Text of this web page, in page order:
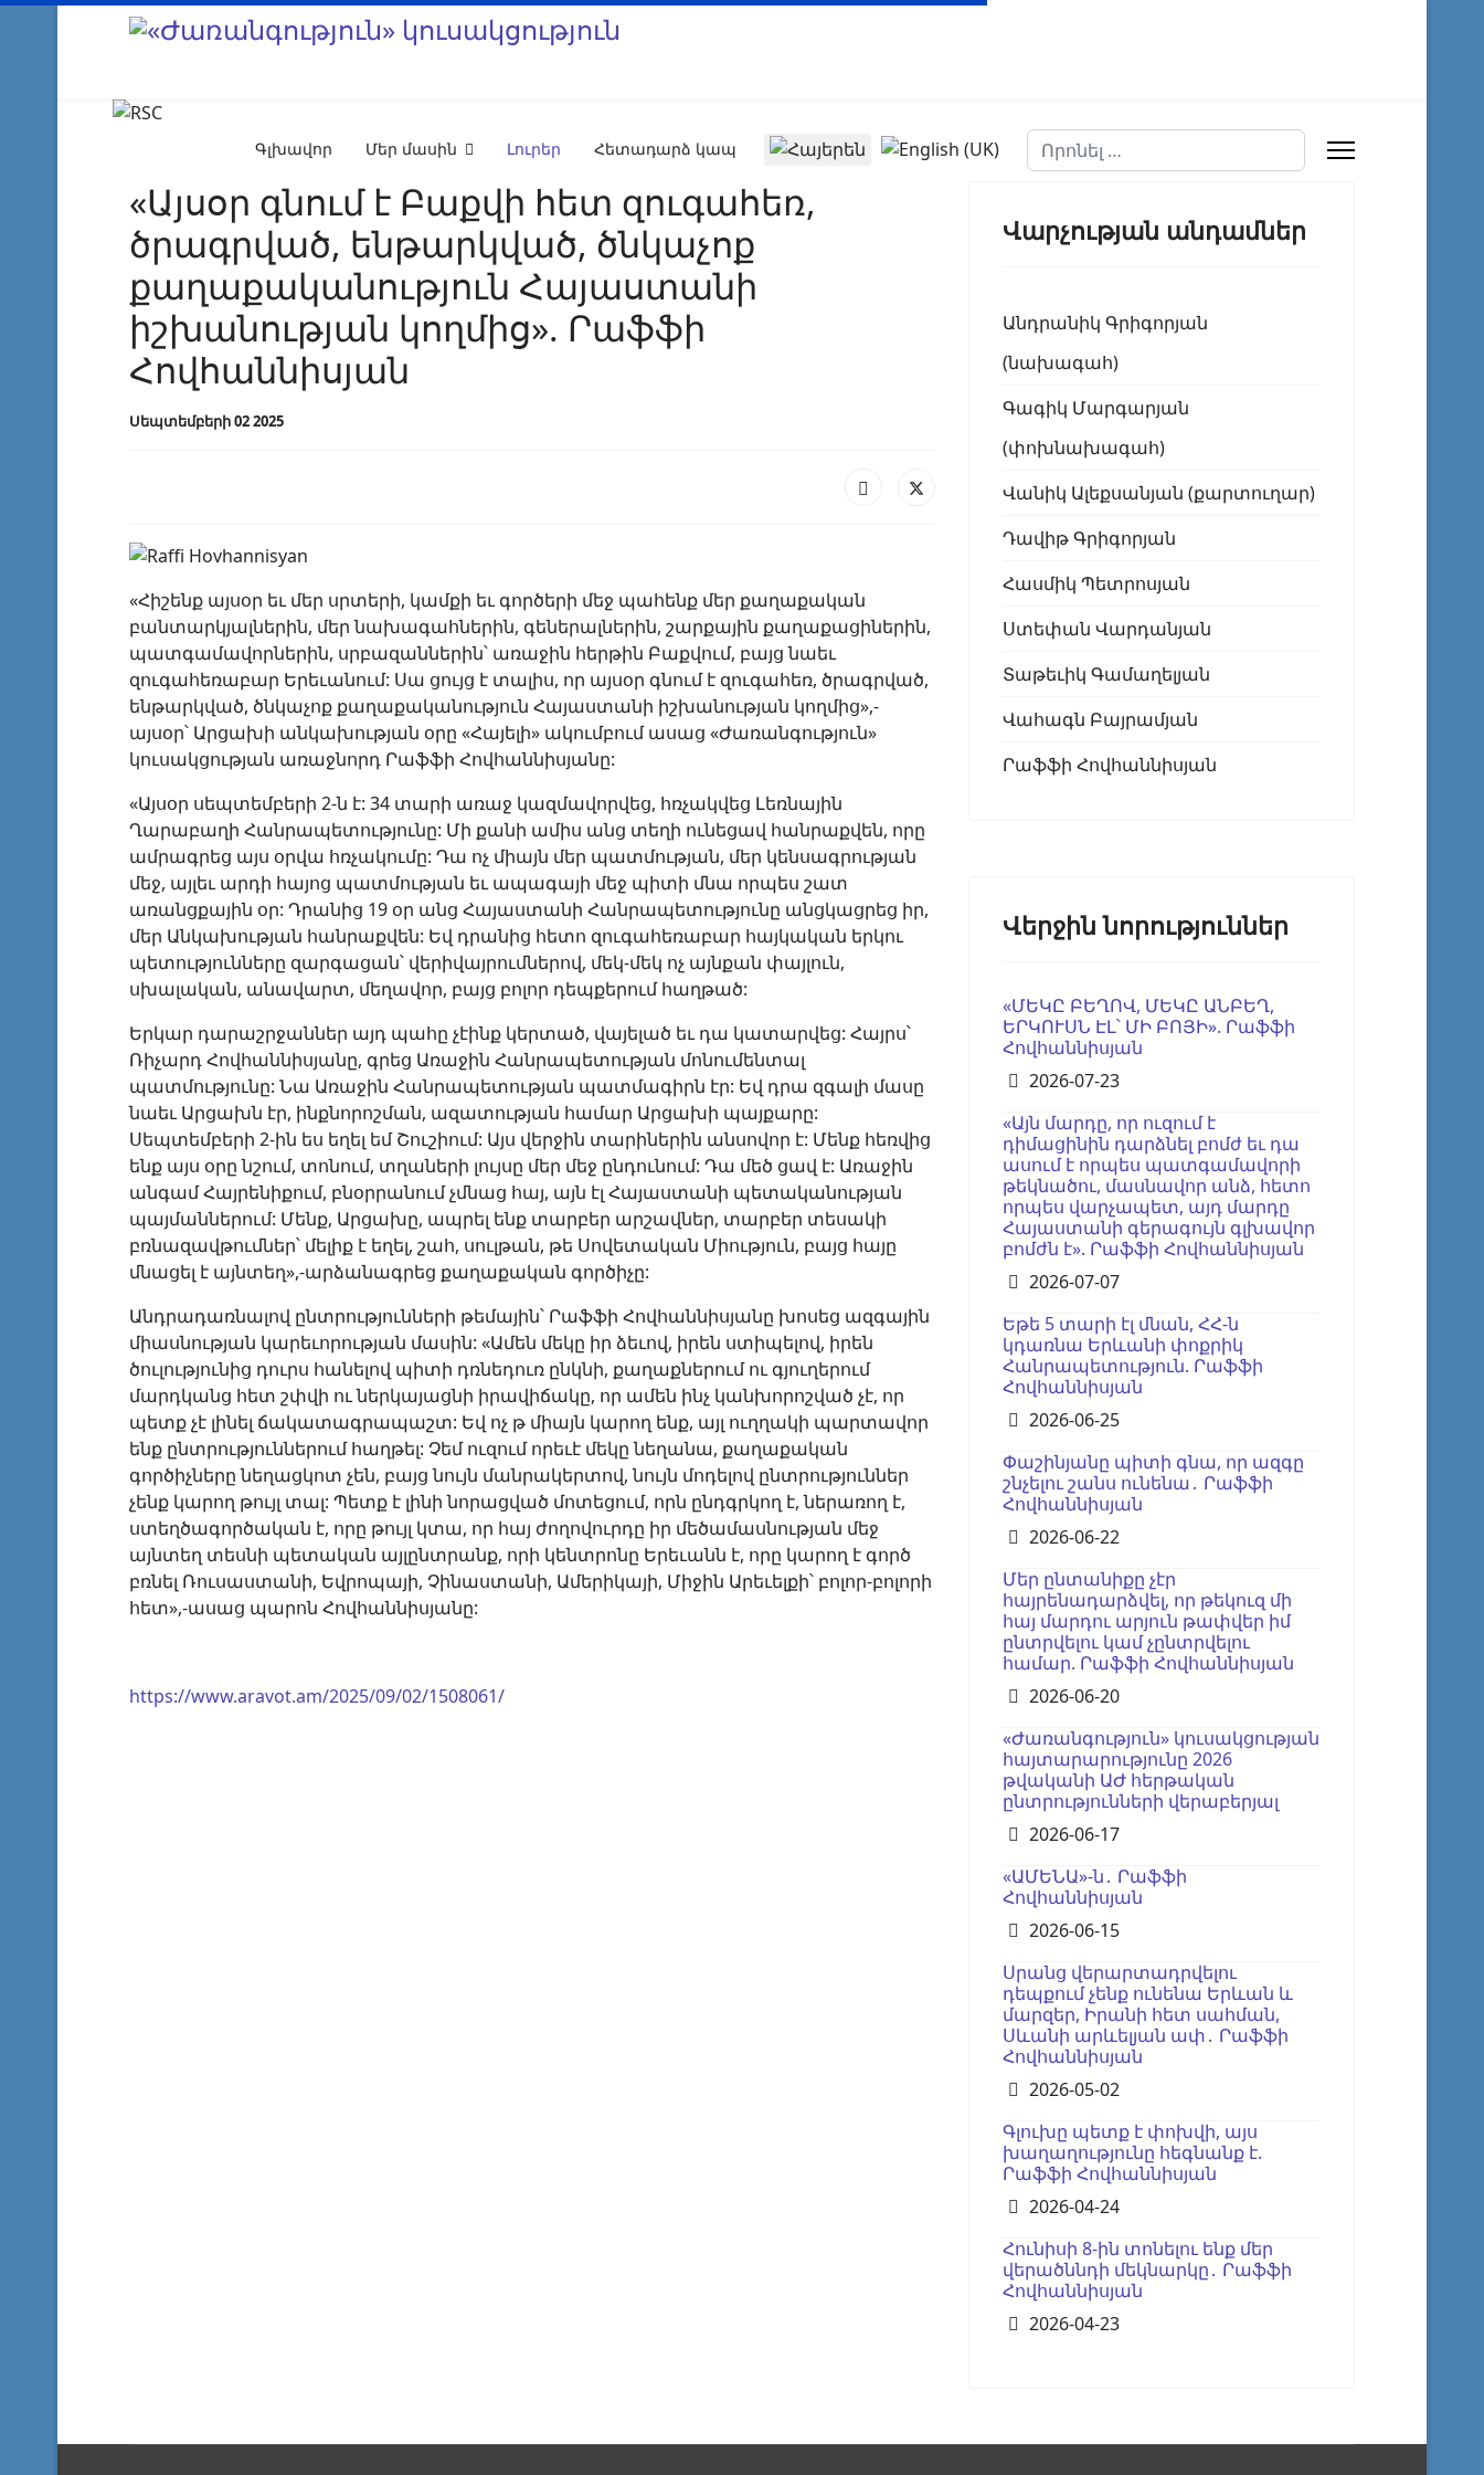
Գլխավոր Մեր մասին Լուրեր Հետադարձ կապ Select your language Որոնել
«Այսօր գնում է Բաքվի հետ զուգահեռ,
ծրագրված, ենթարկված, ծնկաչոք
քաղաքականություն Հայաստանի
իշխանության կողմից». Րաֆֆի
Հովհաննիսյան
Սեպտեմբերի 02 2025
«Հիշենք այսօր եւ մեր սրտերի, կամքի եւ գործերի մեջ պահենք մեր քաղաքական
բանտարկյալներին, մեր նախագահներին, գեներալներին, շարքային քաղաքացիներին,
պատգամավորներին, սրբազաններին՝ առաջին հերթին Բաքվում, բայց նաեւ
զուգահեռաբար Երեւանում: Սա ցույց է տալիս, որ այսօր գնում է զուգահեռ, ծրագրված,
ենթարկված, ծնկաչոք քաղաքականություն Հայաստանի իշխանության կողմից»,-
այսօր՝ Արցախի անկախության օրը «Հայելի» ակումբում ասաց «Ժառանգություն»
կուսակցության առաջնորդ Րաֆֆի Հովհաննիսյանը:
«Այսօր սեպտեմբերի 2-ն է: 34 տարի առաջ կազմավորվեց, հռչակվեց Լեռնային
Ղարաբաղի Հանրապետությունը: Մի քանի ամիս անց տեղի ունեցավ հանրաքվեն, որը
ամրագրեց այս օրվա հռչակումը: Դա ոչ միայն մեր պատմության, մեր կենսագրության
մեջ, այլեւ արդի հայոց պատմության եւ ապագայի մեջ պիտի մնա որպես շատ
առանցքային օր: Դրանից 19 օր անց Հայաստանի Հանրապետությունը անցկացրեց իր,
մեր Անկախության հանրաքվեն: Եվ դրանից հետո զուգահեռաբար հայկական երկու
պետությունները զարգացան՝ վերիվայրումներով, մեկ-մեկ ոչ այնքան փայլուն,
սխալական, անավարտ, մեղավոր, բայց բոլոր դեպքերում հաղթած:
Երկար դարաշրջաններ այդ պահը չէինք կերտած, վայելած եւ դա կատարվեց: Հայրս՝
Ռիչարդ Հովհաննիսյանը, գրեց Առաջին Հանրապետության մոնումենտալ
պատմությունը: Նա Առաջին Հանրապետության պատմագիրն էր: Եվ դրա զգալի մասը
նաեւ Արցախն էր, ինքնորոշման, ազատության համար Արցախի պայքարը:
Սեպտեմբերի 2-ին ես եղել եմ Շուշիում: Այս վերջին տարիներին անսովոր է: Մենք հեռվից
ենք այս օրը նշում, տոնում, տղաների լույսը մեր մեջ ընդունում: Դա մեծ ցավ է: Առաջին
անգամ Հայրենիքում, բնօրրանում չմնաց հայ, այն էլ Հայաստանի պետականության
պայմաններում: Մենք, Արցախը, ապրել ենք տարբեր արշավներ, տարբեր տեսակի
բռնազավթումներ՝ մելիք է եղել, շահ, սուլթան, թե Սովետական Միություն, բայց հայը
մնացել է այնտեղ»,-արձանագրեց քաղաքական գործիչը:
Անդրադառնալով ընտրությունների թեմային՝ Րաֆֆի Հովհաննիսյանը խոսեց ազգային
միասնության կարեւորության մասին: «Ամեն մեկը իր ձեւով, իրեն ստիպելով, իրեն
ծուլությունից դուրս հանելով պիտի դռնեդուռ ընկնի, քաղաքներում ու գյուղերում
մարդկանց հետ շփվի ու ներկայացնի իրավիճակը, որ ամեն ինչ կանխորոշված չէ, որ
պետք չէ լինել ճակատագրապաշտ: Եվ ոչ թ միայն կարող ենք, այլ ուղղակի պարտավոր
ենք ընտրություններում հաղթել: Չեմ ուզում որեւէ մեկը նեղանա, քաղաքական
գործիչները նեղացկոտ չեն, բայց նույն մանրակերտով, նույն մոդելով ընտրություններ
չենք կարող թույլ տալ: Պետք է լինի նորացված մոտեցում, որն ընդգրկող է, ներառող է,
ստեղծագործական է, որը թույլ կտա, որ հայ ժողովուրդը իր մեծամասնության մեջ
այնտեղ տեսնի պետական այլընտրանք, որի կենտրոնը Երեւանն է, որը կարող է գործ
բռնել Ռուսաստանի, Եվրոպայի, Չինաստանի, Ամերիկայի, Միջին Արեւելքի՝ բոլոր-բոլորի
հետ»,-ասաց պարոն Հովհաննիսյանը:
https://www.aravot.am/2025/09/02/1508061/
Վարչության անդամներ
Անդրանիկ Գրիգորյան
(նախագահ)
Գագիկ Մարգարյան
(փոխնախագահ)
Վանիկ Ալեքսանյան (քարտուղար)
Դավիթ Գրիգորյան
Հասմիկ Պետրոսյան
Ստեփան Վարդանյան
Տաթեւիկ Գամաղելյան
Վահագն Բայրամյան
Րաֆֆի Հովհաննիսյան
Վերջին նորություններ
«ՄԵԿԸ ԲԵՂՈՎ, ՄԵԿԸ ԱՆԲԵՂ,
ԵՐԿՈՒՍՆ ԷԼ՝ ՄԻ ԲՈՅԻ». Րաֆֆի
Հովհաննիսյան
Details
2026-07-23
«Այն մարդը, որ ուզում է
դիմացինին դարձնել բոմժ եւ դա
ասում է որպես պատգամավորի
թեկնածու, մասնավոր անձ, հետո
որպես վարչապետ, այդ մարդը
Հայաստանի գերագույն գլխավոր
բոմժն է». Րաֆֆի Հովհաննիսյան
Details
2026-07-07
Եթե 5 տարի էլ մնան, ՀՀ-ն
կդառնա Երևանի փոքրիկ
Հանրապետություն. Րաֆֆի
Հովհաննիսյան
Details
2026-06-25
Փաշինյանը պիտի գնա, որ ազգը
շնչելու շանս ունենա․ Րաֆֆի
Հովհաննիսյան
Details
2026-06-22
Մեր ընտանիքը չէր
հայրենադարձվել, որ թեկուզ մի
հայ մարդու արյուն թափվեր իմ
ընտրվելու կամ չընտրվելու
համար. Րաֆֆի Հովհաննիսյան
Details
2026-06-20
«Ժառանգություն» կուսակցության
հայտարարությունը 2026
թվականի ԱԺ հերթական
ընտրությունների վերաբերյալ
Details
2026-06-17
«ԱՄԵՆԱ»-ն․ Րաֆֆի
Հովհաննիսյան
Details
2026-06-15
Սրանց վերարտադրվելու
դեպքում չենք ունենա Երևան և
մարզեր, Իրանի հետ սահման,
Սևանի արևելյան ափ․ Րաֆֆի
Հովհաննիսյան
Details
2026-05-02
Գլուխը պետք է փոխվի, այս
խաղաղությունը հեգնանք է.
Րաֆֆի Հովհաննիսյան
Details
2026-04-24
Հունիսի 8-ին տոնելու ենք մեր
վերածննդի մեկնարկը․ Րաֆֆի
Հովհաննիսյան
Details
2026-04-23